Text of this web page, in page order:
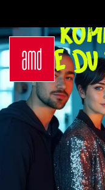
Design
Innenarchitektur
Marken- &
Interior Design
Mode Design
Mode &
Fashion
Communication
Sustainability in
Creative